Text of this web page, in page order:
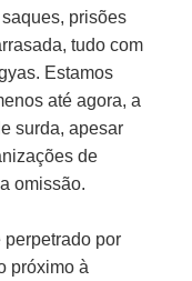
prisões
tudo com
Estamos
até agora, a
surda, apesar
de
omissão.
por
próximo à